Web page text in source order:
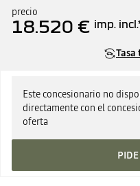
precio
18.520 € imp. incl.
Tasa
Este concesionario no
directamente con el
oferta